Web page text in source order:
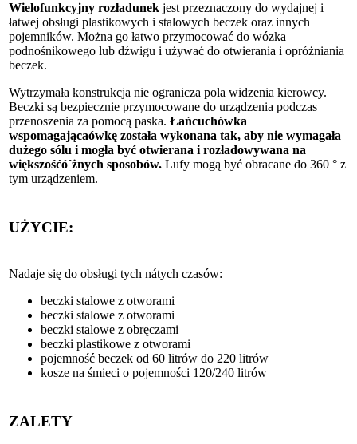
Wielofunkcyjny rozładunek jest przeznaczony do wydajnej i
łatwej obsługi plastikowych i stalowych beczek oraz innych
pojemników. Można go łatwo przymocować do wózka
podnośnikowego lub dźwigu i używać do otwierania i opróżniania
beczek.
Wytrzymała konstrukcja nie ogranicza pola widzenia kierowcy.
Beczki są bezpiecznie przymocowane do urządzenia podczas
przenoszenia za pomocą paska. Łańcuchówka
wspomagającaówkę została wykonana tak, aby nie wymagała
dużego sólu i mogła być otwierana i rozładowywana na
większośćó´żnych sposobów. Lufy mogą być obracane do 360 ° z
tym urządzeniem.
UŻYCIE:
Nadaje się do obsługi tych nátych czasów:
beczki stalowe z otworami
beczki stalowe z otworami
beczki stalowe z obręczami
beczki plastikowe z otworami
pojemność beczek od 60 litrów do 220 litrów
kosze na śmieci o pojemności 120/240 litrów
ZALETY